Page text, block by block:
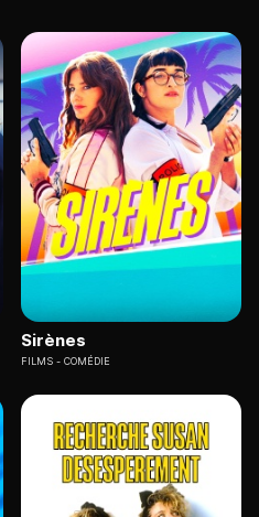
Sirènes
FILMS COMÉDIE